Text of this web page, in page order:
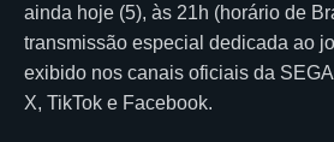
ainda hoje (5), às 21h (horário de
transmissão especial dedicada ao
exibido nos canais oficiais da
X, TikTok e Facebook.